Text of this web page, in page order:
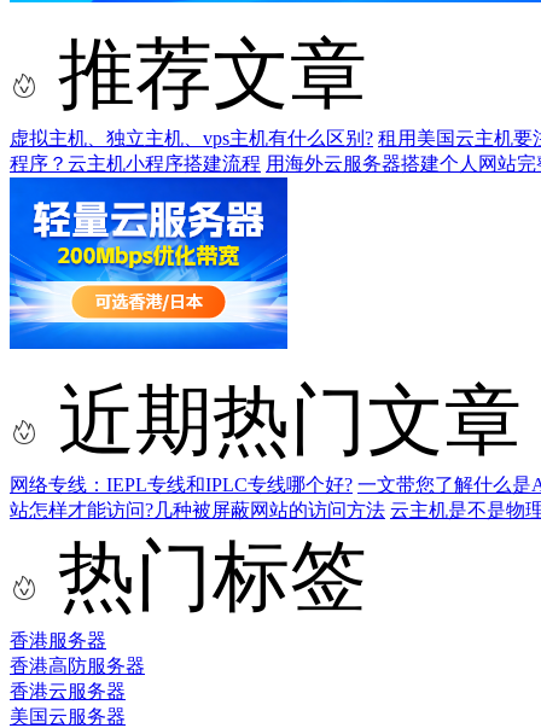
推荐文章
虚拟主机、独立主机、vps主机有什么区别? 租用美国云主机要
程序？云主机小程序搭建流程 用海外云服务器搭建个人网站完
近期热门文章
网络专线：IEPL专线和IPLC专线哪个好? 一文带您了解什么是
站怎样才能访问?几种被屏蔽网站的访问方法 云主机是不是物
热门标签
香港服务器
香港高防服务器
香港云服务器
美国云服务器